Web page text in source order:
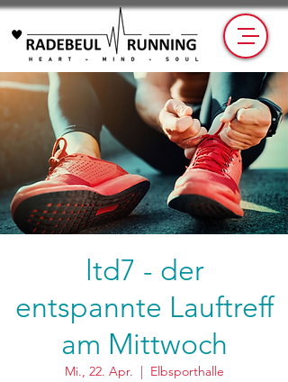
ltd7 - der
entspannte Lauftreff
am Mittwoch
Mi., 22. Apr.
  |
Elbsporthalle